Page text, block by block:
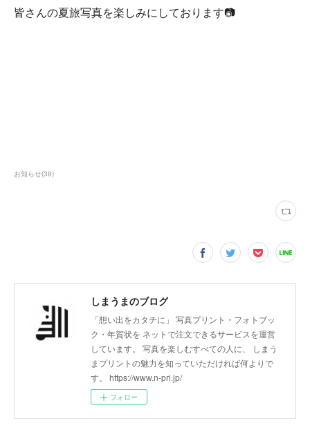
皆さんの夏旅写真を楽しみにしております📷
お知らせ(38)
しまうまのブログ
「想い出をカタチに」 写真プリント・フォトブッ
ク・年賀状を ネットで注文できるサービスを運営
しています。 写真を楽しむすべての人に、 しまう
まプリントの魅力を知っていただければ何よりで
す。 https://www.n-pri.jp/
フォロー